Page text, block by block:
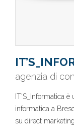
agenzia di
IT'S_Informatica
informatica a
su direct marketing..